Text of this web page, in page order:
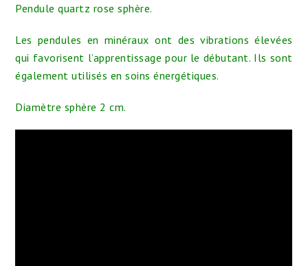
Pendule quartz rose sphère.
Les pendules en minéraux ont des vibrations élevées
qui favorisent l’apprentissage pour le débutant. Ils sont
également utilisés en soins énergétiques.
Diamètre sphère 2 cm.